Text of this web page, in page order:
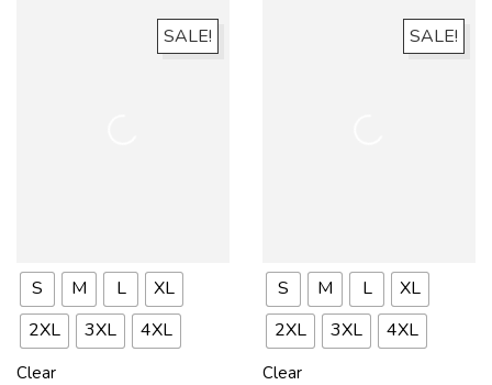
SALE!
S M L
XL
2XL
3XL 4XL
Clear
SALE!
S M L
XL
2XL
3XL 4XL
Clear